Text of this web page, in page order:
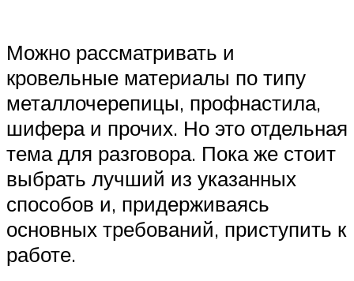
Можно рассматривать и
кровельные материалы по типу
металлочерепицы, профнастила,
шифера и прочих. Но это отдельная
тема для разговора. Пока же стоит
выбрать лучший из указанных
способов и, придерживаясь
основных требований, приступить к
работе.